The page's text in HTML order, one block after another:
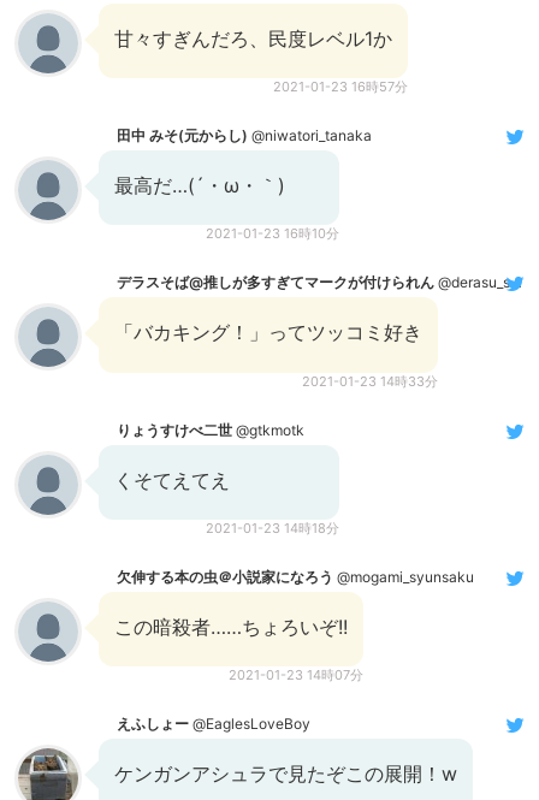
甘々すぎんだろ、民度レベル1か
2021-01-23 16時57分
田中 みそ(元からし) @niwatori_tanaka
最高だ…(´・ω・｀)
2021-01-23 16時10分
デラスそば@推しが多すぎてマークが付けられん @derasu_soba
「バカキング！」ってツッコミ好き
2021-01-23 14時33分
りょうすけべ二世 @gtkmotk
くそてえてえ
2021-01-23 14時18分
欠伸する本の虫＠小説家になろう @mogami_syunsaku
この暗殺者……ちょろいぞ!!
2021-01-23 14時07分
えふしょー @EaglesLoveBoy
ケンガンアシュラで見たぞこの展開！w